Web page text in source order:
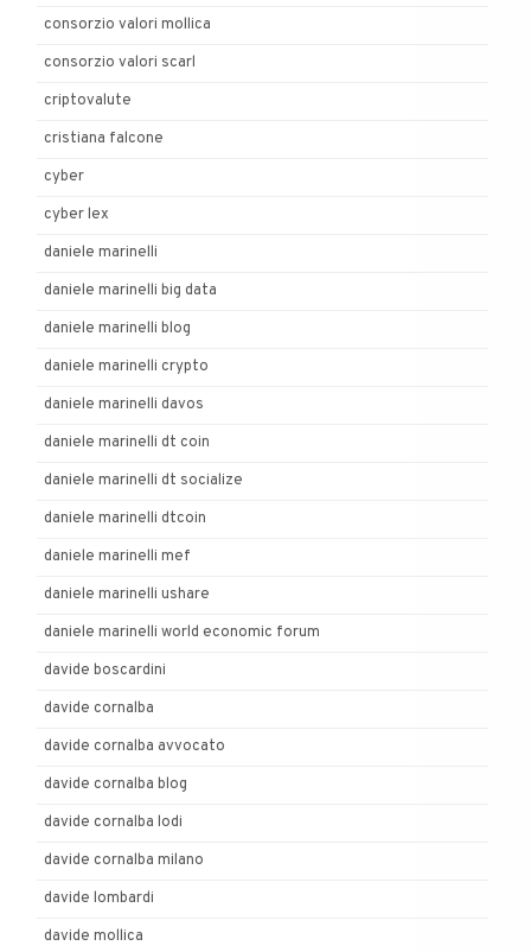
consorzio valori mollica
consorzio valori scarl
criptovalute
cristiana falcone
cyber
cyber lex
daniele marinelli
daniele marinelli big data
daniele marinelli blog
daniele marinelli crypto
daniele marinelli davos
daniele marinelli dt coin
daniele marinelli dt socialize
daniele marinelli dtcoin
daniele marinelli mef
daniele marinelli ushare
daniele marinelli world economic forum
davide boscardini
davide cornalba
davide cornalba avvocato
davide cornalba blog
davide cornalba lodi
davide cornalba milano
davide lombardi
davide mollica